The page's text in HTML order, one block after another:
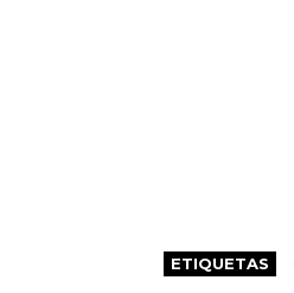
ETIQUETAS